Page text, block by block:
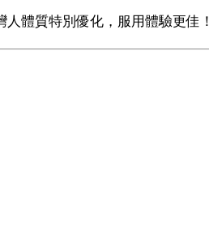
體質特別優化，服用體驗更佳！